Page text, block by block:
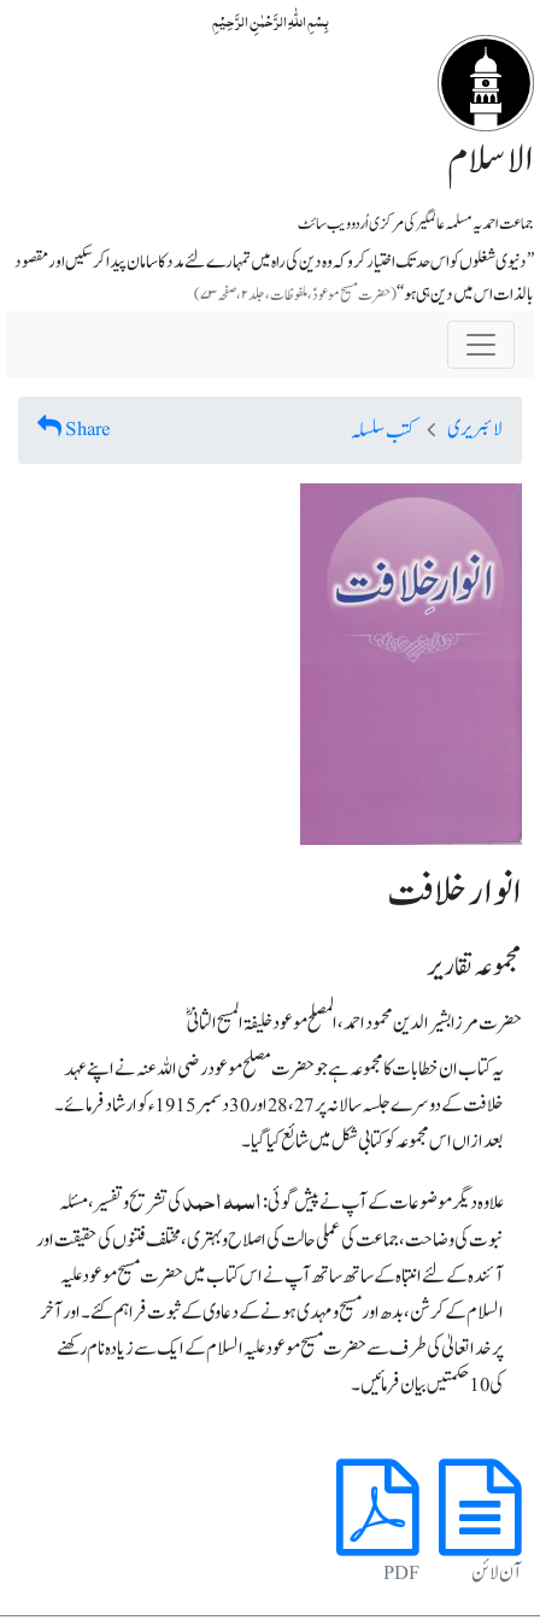
بِسۡمِ اللّٰہِ الرَّحۡمٰنِ الرَّحِیۡمِ
الاسلام
جماعت احمدیہ مسلمہ عالمگیر کی مرکزی اُردو ویب سائٹ
’’دنیوی شغلوں کو اس حد تک اختیار کرو کہ وہ دین کی راہ میں تمہارے لئے مدد کا سامان پیدا کرسکیں اور مقصود
بالذات اس میں دین ہی ہو‘‘(حضرت مسیح موعودؑ، ملفوظات، جلد ۲، صفحہ ۷۳)
لائبریری کتب سلسلہ Share
انوار خلافت
مجموعہ تقاریر
حضرت مرزا بشیرالدین محمود احمد، المصلح موعود خلیفۃ المسیح الثانیؓ
یہ کتاب ان خطابات کا مجموعہ ہے جو حضرت مصلح موعود رضی اللہ عنہ نے اپنے عہد
خلافت کے دوسرے جلسہ سالانہ پر 27، 28 اور 30 دسمبر 1915ء کو ارشاد فرمائے۔
بعدازاں اس مجموعہ کو کتابی شکل میں شائع کیا گیا۔
علاوہ دیگر موضوعات کے آپ نے پیش گوئی :اسمہ احمدکی تشریح و تفسیر، مسئلہ
نبوت کی وضاحت، جماعت کی عملی حالت کی اصلاح و بہتری، مختلف فتنوں کی حقیقت اور
آئندہ کے لئے انتباہ کے ساتھ ساتھ آپ نے اس کتاب میں حضرت مسیح موعود علیہ
السلام کے کرشن ، بدھ اور مسیح و مہدی ہونے کے دعاوی کے ثبوت فراہم کئے۔ اور آخر
پر خدا تعالیٰ کی طرف سے حضرت مسیح موعود علیہ السلام کے ایک سے زیادہ نام رکھنے
کی 10 حکمتیں بیان فرمائیں۔
آن لائن PDF